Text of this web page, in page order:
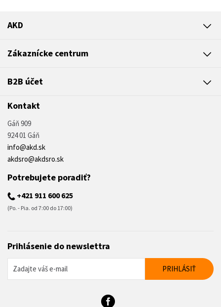
AKD
Zákaznícke centrum
B2B účet
Kontakt
Gáň 909
924 01 Gáň
info@akd.sk
akdsro@akdsro.sk
Potrebujete poradiť?
+421 911 600 625
(Po. - Pia. od 7:00 do 17:00)
Prihlásenie do newslettra